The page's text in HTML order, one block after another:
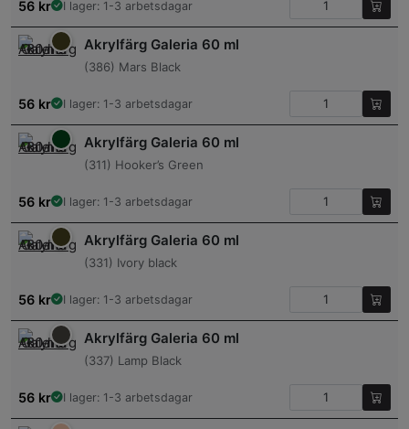
56 kr I lager: 1-3 arbetsdagar
Akrylfärg Galeria 60 ml
(386) Mars Black
56 kr I lager: 1-3 arbetsdagar
Akrylfärg Galeria 60 ml
(311) Hooker’s Green
56 kr I lager: 1-3 arbetsdagar
Akrylfärg Galeria 60 ml
(331) Ivory black
56 kr I lager: 1-3 arbetsdagar
Akrylfärg Galeria 60 ml
(337) Lamp Black
56 kr I lager: 1-3 arbetsdagar